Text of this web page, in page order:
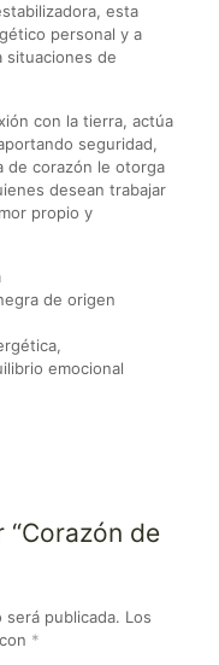
esta
personal y a
situaciones de
con la tierra, actúa
seguridad,
de corazón le otorga
desean trabajar
propio y
de origen
emocional
“Corazón de
publicada. Los
*